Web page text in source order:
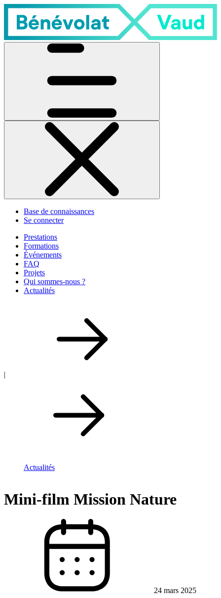
Base de connaissances
Se connecter
Prestations
Formations
Événements
FAQ
Projets
Qui sommes-nous ?
Actualités
|
Actualités
Mini-film Mission Nature
24 mars 2025